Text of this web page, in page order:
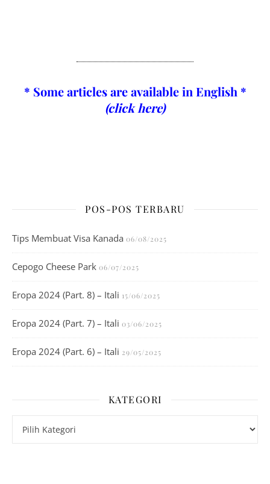
* Some articles are available in English *
(click here)
POS-POS TERBARU
Tips Membuat Visa Kanada 06/08/2025
Cepogo Cheese Park 06/07/2025
Eropa 2024 (Part. 8) – Itali 15/06/2025
Eropa 2024 (Part. 7) – Itali 03/06/2025
Eropa 2024 (Part. 6) – Itali 29/05/2025
KATEGORI